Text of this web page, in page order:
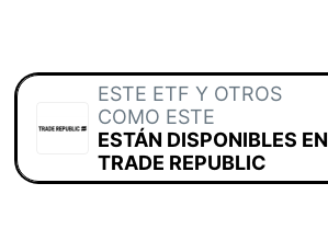
ESTE ETF Y OTROS
COMO ESTE
ESTÁN DISPONIBLES EN
TRADE REPUBLIC